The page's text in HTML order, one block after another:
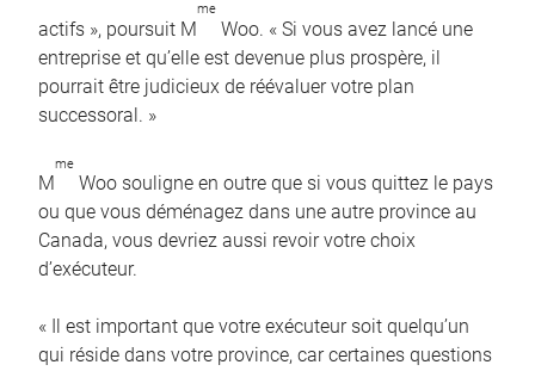
actifs », poursuit M
me
Woo. « Si vous avez lancé une
entreprise et qu’elle est devenue plus prospère, il
pourrait être judicieux de réévaluer votre plan
successoral. »
M
me
Woo souligne en outre que si vous quittez le pays
ou que vous déménagez dans une autre province au
Canada, vous devriez aussi revoir votre choix
d’exécuteur.
« Il est important que votre exécuteur soit quelqu’un
qui réside dans votre province, car certaines questions